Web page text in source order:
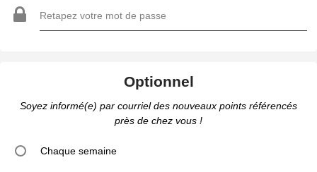
Retapez votre mot de passe
Optionnel
Soyez informé(e) par courriel des nouveaux points référencés
près de chez vous !
Chaque semaine